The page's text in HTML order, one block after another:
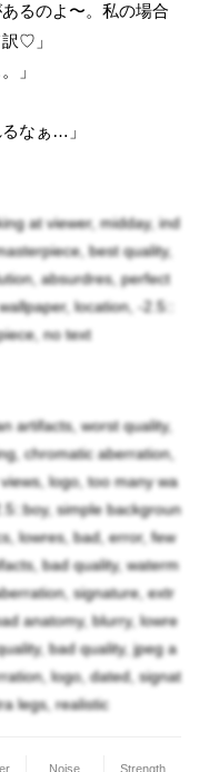
るのよ〜。私の場合
♡」
」
なぁ…」
at viewer, midday, ind
best quality,
absurdres, perfect
location, -2.5::
no text
artifacts, worst quality,
chromatic aberration,
logo, too many wa
simple backgroun
lowres, bad, error, few
bad quality, waterm
signature, extr
anatomy, blurry, lowre
bad quality, jpeg a
logo, dated, signat
legs, realistic
Noise Strength